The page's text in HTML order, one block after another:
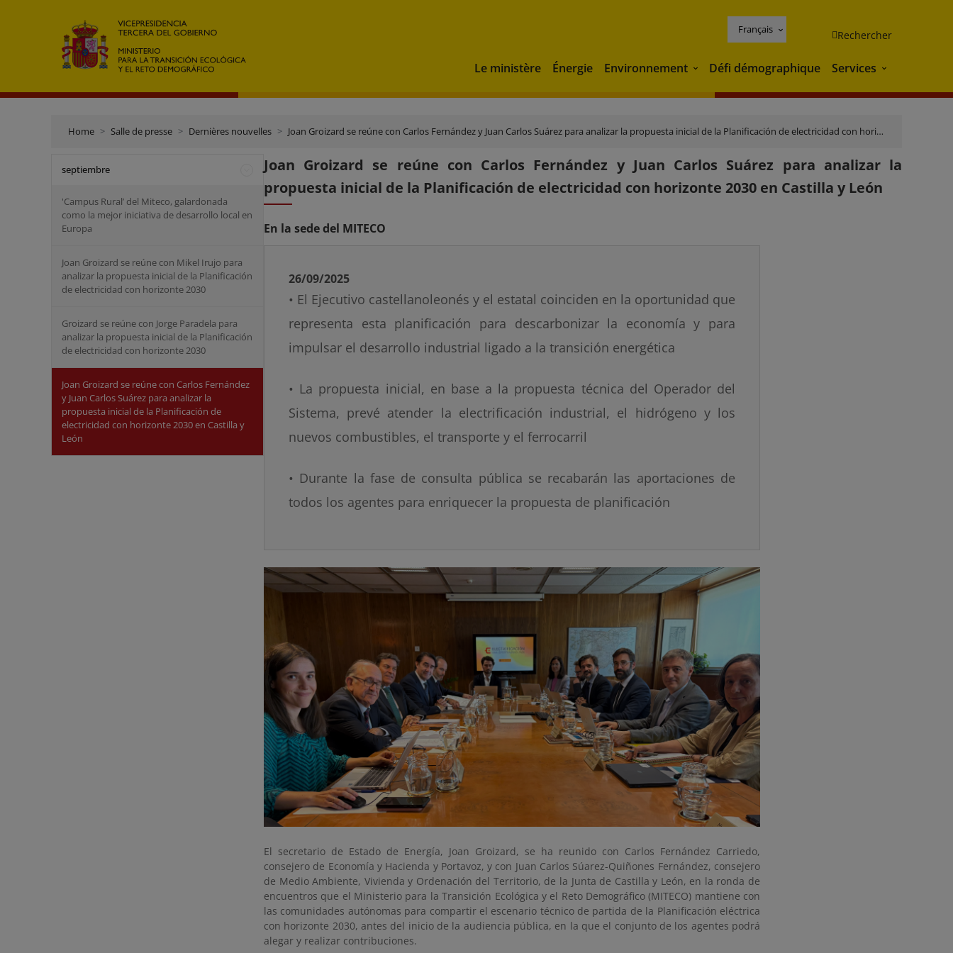
Français Rechercher
Le ministère Énergie Environnement Environnement
Défi démographique Services Services
Home Salle de presse Dernières nouvelles Joan Groizard se reúne con Carlos Fernández y Juan Carlos Suárez para analizar la propuesta inicial de la Planificación de electricidad con horizonte 2030 en Castilla y León
septiembre
'Campus Rural’ del Miteco, galardonada
como la mejor iniciativa de desarrollo local en
Europa
Joan Groizard se reúne con Mikel Irujo para
analizar la propuesta inicial de la Planificación
de electricidad con horizonte 2030
Groizard se reúne con Jorge Paradela para
analizar la propuesta inicial de la Planificación
de electricidad con horizonte 2030
Joan Groizard se reúne con Carlos Fernández
y Juan Carlos Suárez para analizar la
propuesta inicial de la Planificación de
electricidad con horizonte 2030 en Castilla y
León
Joan Groizard se reúne con Carlos Fernández y Juan Carlos Suárez para analizar la
propuesta inicial de la Planificación de electricidad con horizonte 2030 en Castilla y León
En la sede del MITECO
26/09/2025
• El Ejecutivo castellanoleonés y el estatal coinciden en la oportunidad que
representa esta planificación para descarbonizar la economía y para
impulsar el desarrollo industrial ligado a la transición energética
• La propuesta inicial, en base a la propuesta técnica del Operador del
Sistema, prevé atender la electrificación industrial, el hidrógeno y los
nuevos combustibles, el transporte y el ferrocarril
• Durante la fase de consulta pública se recabarán las aportaciones de
todos los agentes para enriquecer la propuesta de planificación
El secretario de Estado de Energía, Joan Groizard, se ha reunido con Carlos Fernández Carriedo,
consejero de Economía y Hacienda y Portavoz, y con Juan Carlos Súarez-Quiñones Fernández, consejero
de Medio Ambiente, Vivienda y Ordenación del Territorio, de la Junta de Castilla y León, en la ronda de
encuentros que el Ministerio para la Transición Ecológica y el Reto Demográfico (MITECO) mantiene con
las comunidades autónomas para compartir el escenario técnico de partida de la Planificación eléctrica
con horizonte 2030, antes del inicio de la audiencia pública, en la que el conjunto de los agentes podrá
alegar y realizar contribuciones.